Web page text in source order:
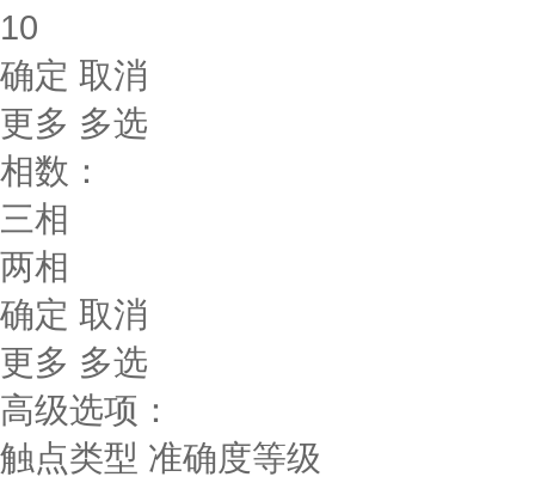
10
确定 取消
更多 多选
相数：
三相
两相
确定 取消
更多 多选
高级选项：
触点类型 准确度等级